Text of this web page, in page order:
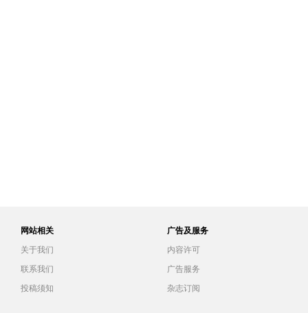
网站相关
关于我们
联系我们
投稿须知
广告及服务
内容许可
广告服务
杂志订阅